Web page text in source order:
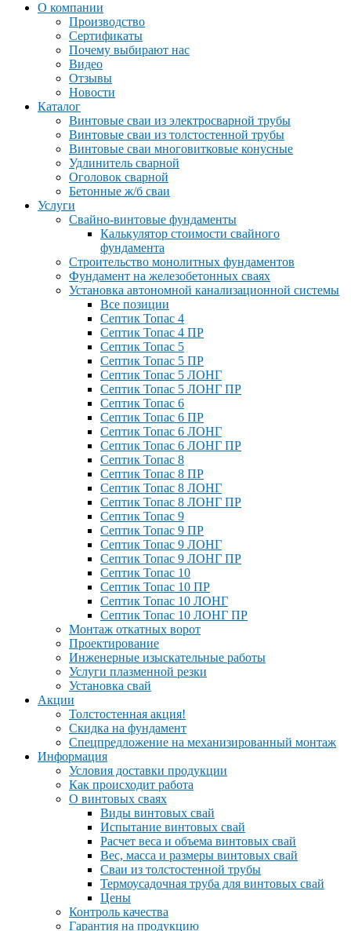
О компании
Производство
Сертификаты
Почему выбирают нас
Видео
Отзывы
Новости
Каталог
Винтовые сваи из электросварной трубы
Винтовые сваи из толстостенной трубы
Винтовые сваи многовитковые конусные
Удлинитель сварной
Оголовок сварной
Бетонные ж/б сваи
Услуги
Свайно-винтовые фундаменты
Калькулятор стоимости свайного
фундамента
Строительство монолитных фундаментов
Фундамент на железобетонных сваях
Установка автономной канализационной системы
Все позиции
Септик Топас 4
Септик Топас 4 ПР
Септик Топас 5
Септик Топас 5 ПР
Септик Топас 5 ЛОНГ
Септик Топас 5 ЛОНГ ПР
Септик Топас 6
Септик Топас 6 ПР
Септик Топас 6 ЛОНГ
Септик Топас 6 ЛОНГ ПР
Септик Топас 8
Септик Топас 8 ПР
Септик Топас 8 ЛОНГ
Септик Топас 8 ЛОНГ ПР
Септик Топас 9
Септик Топас 9 ПР
Септик Топас 9 ЛОНГ
Септик Топас 9 ЛОНГ ПР
Септик Топас 10
Септик Топас 10 ПР
Септик Топас 10 ЛОНГ
Септик Топас 10 ЛОНГ ПР
Монтаж откатных ворот
Проектирование
Инженерные изыскательные работы
Услуги плазменной резки
Установка свай
Акции
Толстостенная акция!
Скидка на фундамент
Спецпредложение на механизированный монтаж
Информация
Условия доставки продукции
Как происходит работа
О винтовых сваях
Виды винтовых свай
Испытание винтовых свай
Расчет веса и объема винтовых свай
Вес, масса и размеры винтовых свай
Сваи из толстостенной трубы
Термоусадочная труба для винтовых свай
Цены
Контроль качества
Гарантия на продукцию